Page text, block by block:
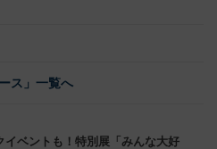
ース」一覧へ
イベントも！特別展「みんな大好